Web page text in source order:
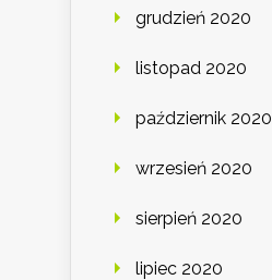
grudzień 2020
listopad 2020
październik 2020
wrzesień 2020
sierpień 2020
lipiec 2020